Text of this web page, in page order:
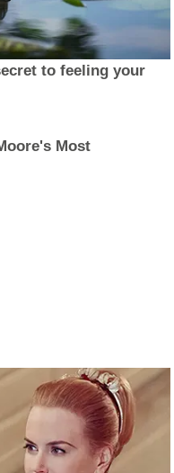
to feeling your
Most